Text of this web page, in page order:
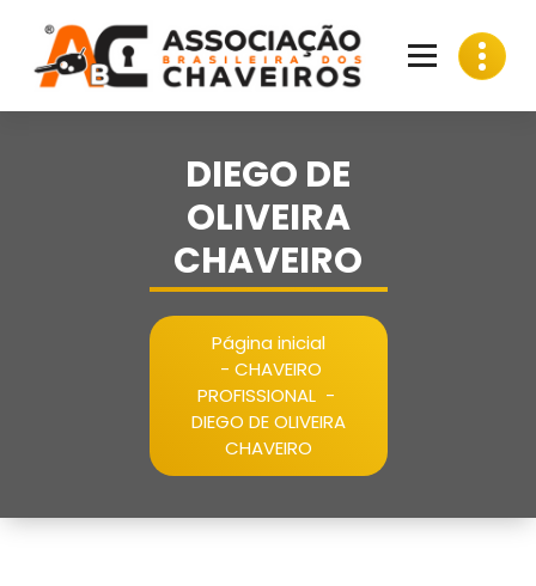
conteúdo
DIEGO DE
OLIVEIRA
CHAVEIRO
Página inicial
- CHAVEIRO
PROFISSIONAL-
DIEGO DE OLIVEIRA
CHAVEIRO